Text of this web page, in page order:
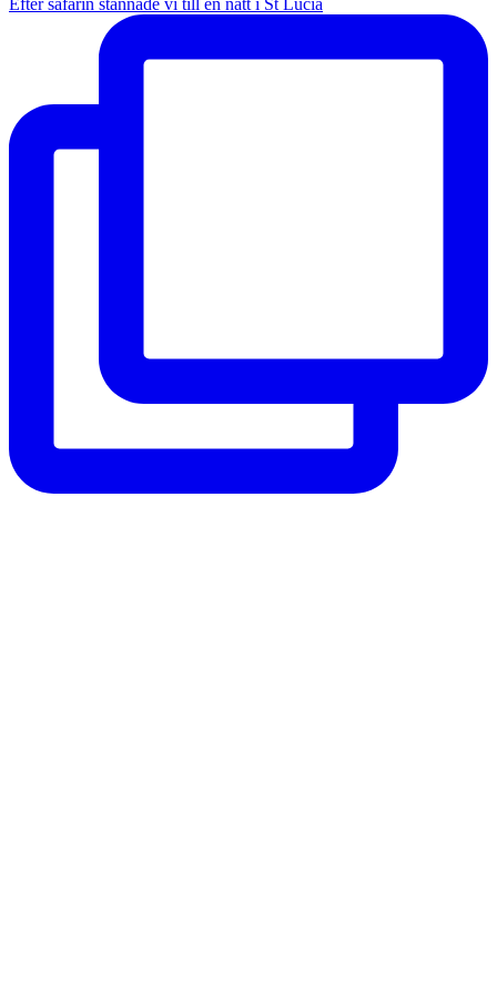
Efter safarin stannade vi till en natt i St Lucia